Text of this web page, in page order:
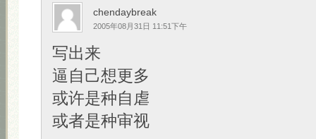
chendaybreak
2005年08月31日 11:51下午
写出来
逼自己想更多
或许是种自虐
或者是种审视